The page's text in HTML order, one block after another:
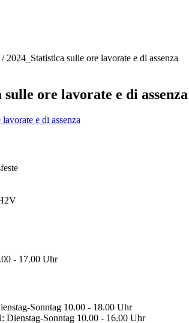
/ 2024_Statistica sulle ore lavorate e di assenza
sulle ore lavorate e di assenza
e di assenza
- 17.00 Uhr
Sonntag 10.00 - 18.00 Uhr
Dienstag-Sonntag 10.00 - 16.00 Uhr